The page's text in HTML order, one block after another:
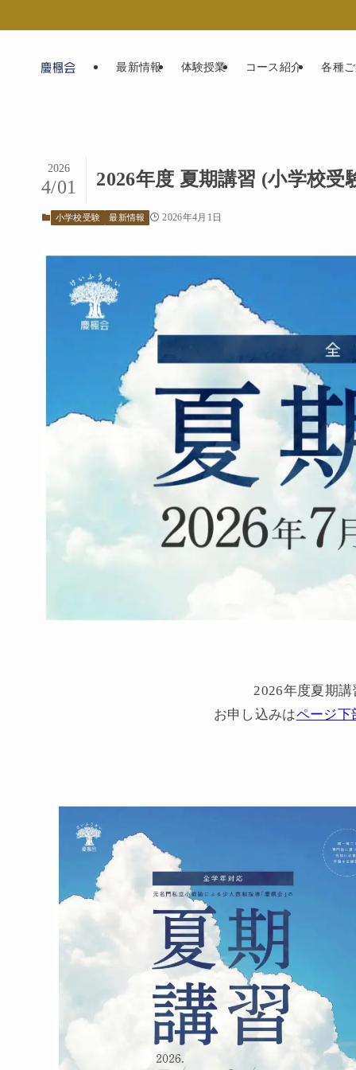
最新情報 体験授業 コース紹介 各種
2026年度 夏期講習 (小学校
2026
4/01
小学校受験 最新情報 2026年4月1日
2026年度夏期
お申し込みはページ下